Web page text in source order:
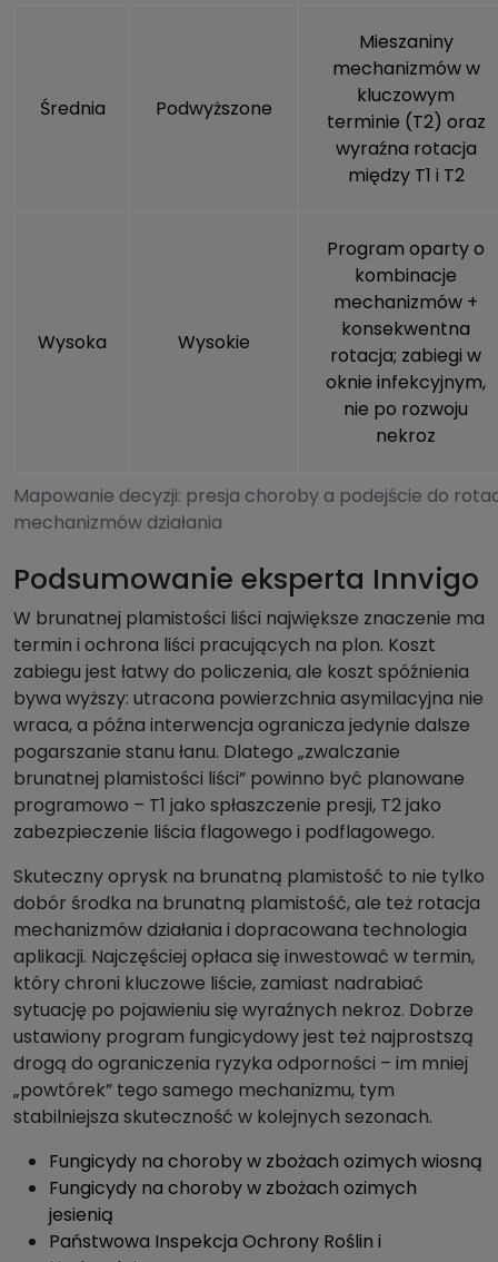
Mapowanie decyzji: presja choroby a podejście do
mechanizmów działania
Średnia Podwyższone
Mieszaniny
mechanizmów w
kluczowym
terminie (T2) oraz
wyraźna rotacja
między T1 i T2
Wysoka Wysokie
Program oparty o
kombinacje
mechanizmów +
konsekwentna
rotacja; zabiegi w
oknie infekcyjnym,
nie po rozwoju
nekroz
Podsumowanie eksperta Innvigo
W brunatnej plamistości liści największe znaczenie ma
termin i ochrona liści pracujących na plon. Koszt
zabiegu jest łatwy do policzenia, ale koszt spóźnienia
bywa wyższy: utracona powierzchnia asymilacyjna nie
wraca, a późna interwencja ogranicza jedynie dalsze
pogarszanie stanu łanu. Dlatego „zwalczanie
brunatnej plamistości liści” powinno być planowane
programowo – T1 jako spłaszczenie presji, T2 jako
zabezpieczenie liścia flagowego i podflagowego.
Skuteczny oprysk na brunatną plamistość to nie tylko
dobór środka na brunatną plamistość, ale też rotacja
mechanizmów działania i dopracowana technologia
aplikacji. Najczęściej opłaca się inwestować w termin,
który chroni kluczowe liście, zamiast nadrabiać
sytuację po pojawieniu się wyraźnych nekroz. Dobrze
ustawiony program fungicydowy jest też najprostszą
drogą do ograniczenia ryzyka odporności – im mniej
„powtórek” tego samego mechanizmu, tym
stabilniejsza skuteczność w kolejnych sezonach.
Fungicydy na choroby w zbożach ozimych wiosną
Fungicydy na choroby w zbożach ozimych
jesienią
Państwowa Inspekcja Ochrony Roślin i